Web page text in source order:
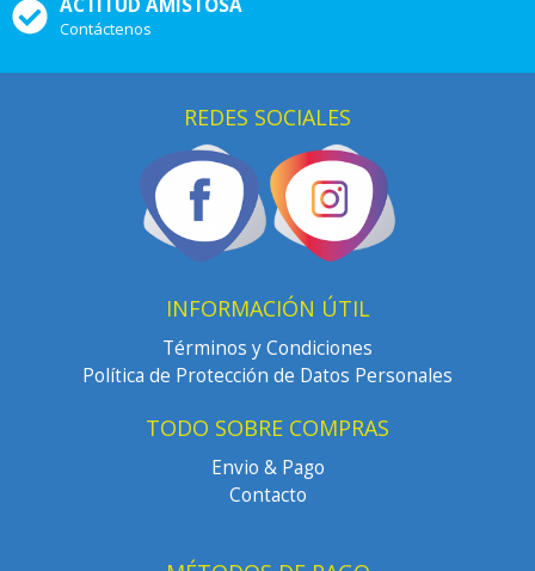
ACTITUD AMISTOSA
Contáctenos
REDES SOCIALES
INFORMACIÓN ÚTIL
Términos y Condiciones
Política de Protección de Datos Personales
TODO SOBRE COMPRAS
Envio & Pago
Contacto